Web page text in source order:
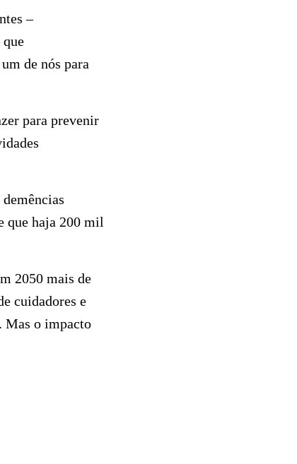
–
de nós para
para prevenir
que haja 200 mil
2050 mais de
cuidadores e
Mas o impacto